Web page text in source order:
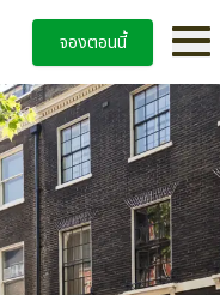
จองตอนนี้